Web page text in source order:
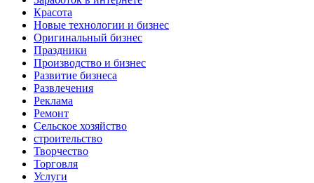
Красота
Новые технологии и бизнес
Оригинальный бизнес
Праздники
Производство и бизнес
Развитие бизнеса
Развлечения
Реклама
Ремонт
Сельское хозяйство
строительство
Творчество
Торговля
Услуги